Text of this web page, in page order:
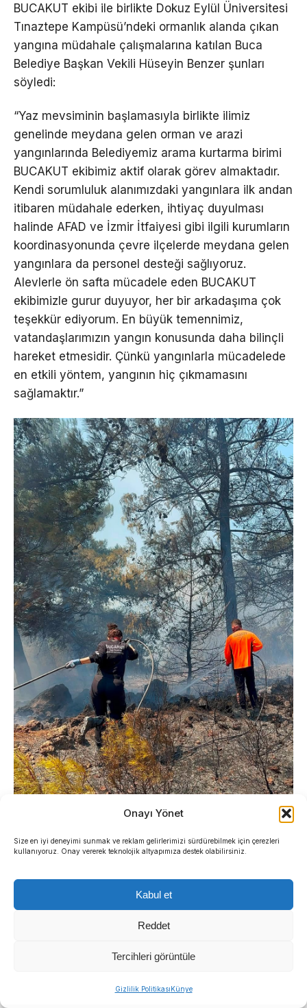
Onayı Yönet
Size en iyi deneyimi sunmak ve reklam gelirlerimizi sürdürebilmek için çerezleri
kullanıyoruz. Onay vererek teknolojik altyapımıza destek olabilirsiniz.
Kabul et
Reddet
Tercihleri görüntüle
Gizlilik PolitikasıKünye
BUCAKUT ekibi ile birlikte Dokuz Eylül Üniversitesi
Tınaztepe Kampüsü’ndeki ormanlık alanda çıkan
yangına müdahale çalışmalarına katılan Buca
Belediye Başkan Vekili Hüseyin Benzer şunları
söyledi:
“Yaz mevsiminin başlamasıyla birlikte ilimiz
genelinde meydana gelen orman ve arazi
yangınlarında Belediyemiz arama kurtarma birimi
BUCAKUT ekibimiz aktif olarak görev almaktadır.
Kendi sorumluluk alanımızdaki yangınlara ilk andan
itibaren müdahale ederken, ihtiyaç duyulması
halinde AFAD ve İzmir İtfaiyesi gibi ilgili kurumların
koordinasyonunda çevre ilçelerde meydana gelen
yangınlara da personel desteği sağlıyoruz.
Alevlerle ön safta mücadele eden BUCAKUT
ekibimizle gurur duyuyor, her bir arkadaşıma çok
teşekkür ediyorum. En büyük temennimiz,
vatandaşlarımızın yangın konusunda daha bilinçli
hareket etmesidir. Çünkü yangınlarla mücadelede
en etkili yöntem, yangının hiç çıkmamasını
sağlamaktır.”
SAHADA GÜÇLÜ